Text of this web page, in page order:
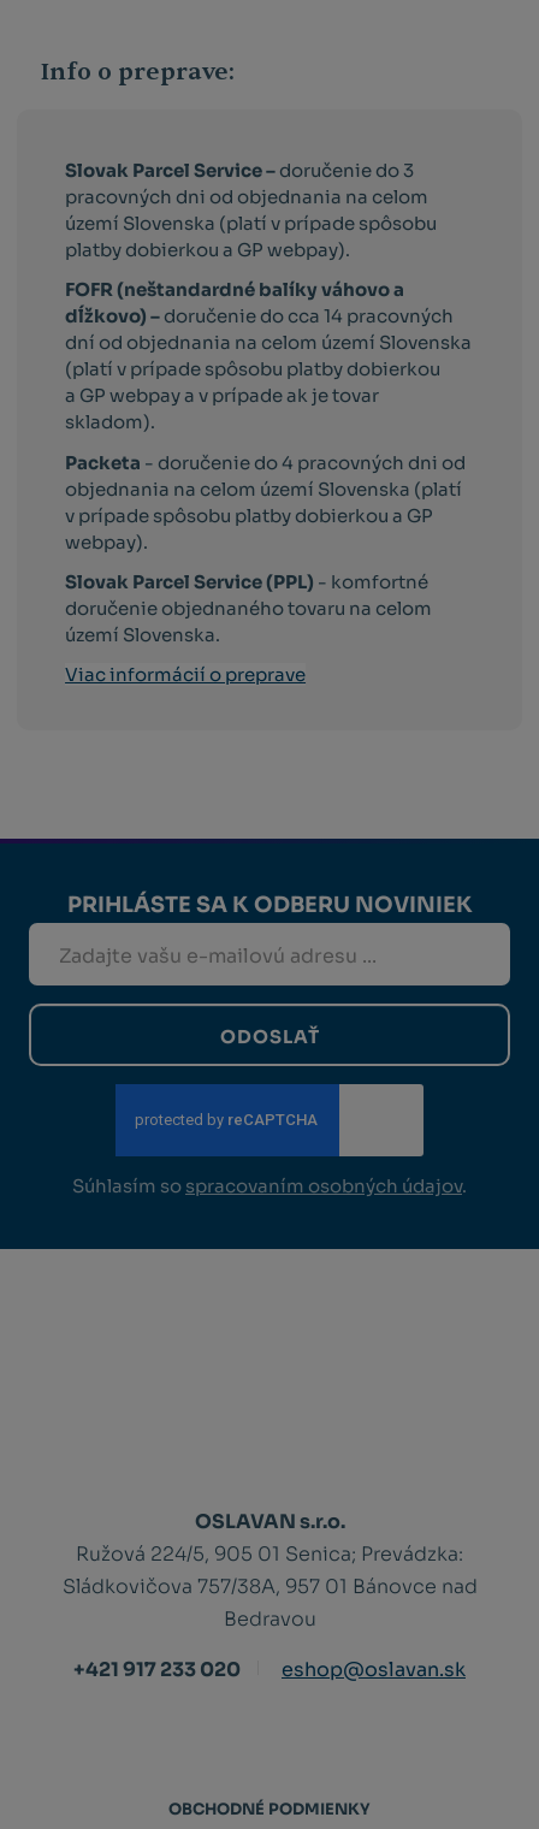
Info o preprave:
Slovak Parcel Service – doručenie do 3
pracovných dni od objednania na celom
území Slovenska (platí v prípade spôsobu
platby dobierkou a GP webpay).
FOFR (neštandardné balíky váhovo a
dĺžkovo) – doručenie do cca 14 pracovných
dní od objednania na celom území Slovenska
(platí v prípade spôsobu platby dobierkou
a GP webpay a v prípade ak je tovar
skladom).
Packeta - doručenie do 4 pracovných dni od
objednania na celom území Slovenska (platí
v prípade spôsobu platby dobierkou a GP
webpay).
Slovak Parcel Service (PPL) - komfortné
doručenie objednaného tovaru na celom
území Slovenska.
Viac informácií o preprave
PRIHLÁSTE SA K ODBERU NOVINIEK
ODOSLAŤ
Súhlasím so spracovaním osobných údajov.
OSLAVAN s.r.o.
Ružová 224/5, 905 01 Senica; Prevádzka:
Sládkovičova 757/38A, 957 01 Bánovce nad
Bedravou
+421 917 233 020
eshop@oslavan.sk
OBCHODNÉ PODMIENKY